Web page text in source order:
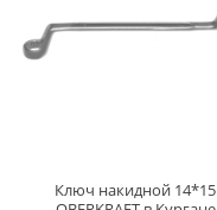
Ключ накидной 14*15